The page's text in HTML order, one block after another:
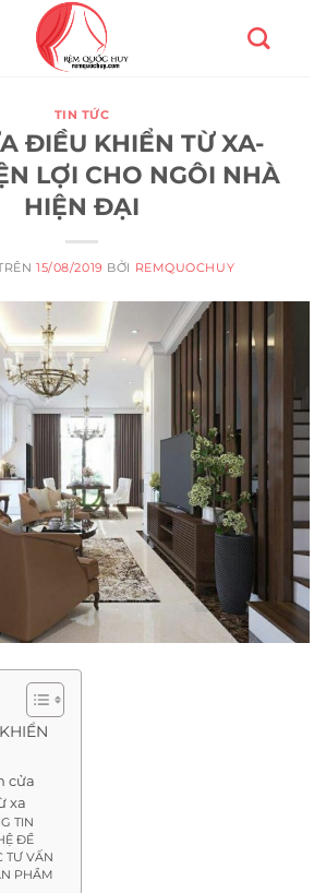
TIN TỨC
ĐIỀU KHIỂN TỪ XA-
LỢI CHO NGÔI NHÀ
HIỆN ĐẠI
15/08/2019 BỞI REMQUOCHUY
cửa
xa
TIN
ĐỂ
TƯ VẤN
PHẨM